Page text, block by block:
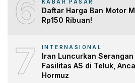
6 KABAR PASAR
Daftar Harga Ban Motor
Rp150 Ribuan!
7 INTERNASIONAL
Iran Luncurkan
Fasilitas AS di Teluk,
Hormuz